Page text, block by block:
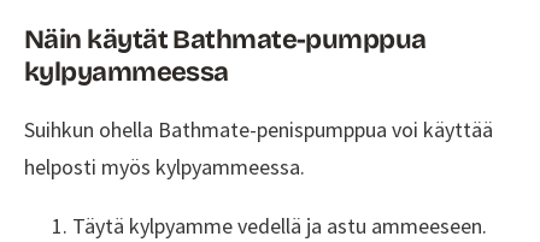
Näin käytät Bathmate-pumppua
kylpyammeessa
Suihkun ohella Bathmate-penispumppua voi käyttää
helposti myös kylpyammeessa.
Täytä kylpyamme vedellä ja astu ammeeseen.